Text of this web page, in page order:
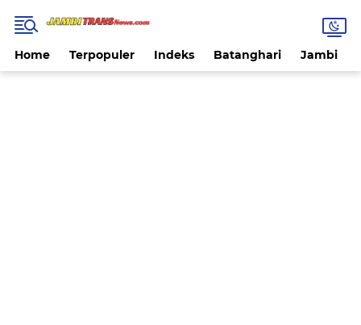
Home Terpopuler Indeks Batanghari Jambi